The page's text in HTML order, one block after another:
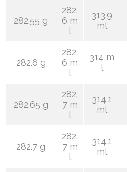
282.55 g
282.
6 m
l
313.9
ml
282.6 g
282.
6 m
l
314 m
l
282.65 g
282.
7 m
l
314.1
ml
282.7 g
282.
7 m
l
314.1
ml